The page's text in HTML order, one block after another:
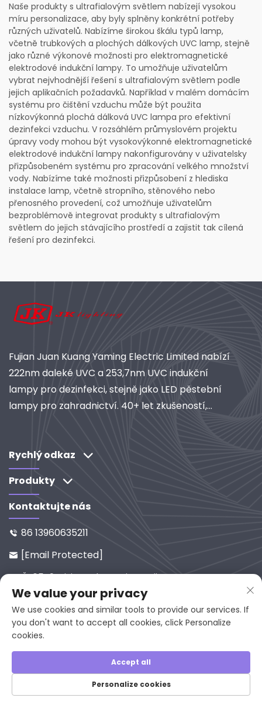
Naše produkty s ultrafialovým světlem nabízejí vysokou
míru personalizace, aby byly splněny konkrétní potřeby
různých uživatelů. Nabízíme širokou škálu typů lamp,
včetně trubkových a plochých dálkových UVC lamp, stejně
jako různé výkonové možnosti pro elektromagnetické
elektrodové indukční lampy. To umožňuje uživatelům
vybrat nejvhodnější řešení s ultrafialovým světlem podle
jejich aplikačních požadavků. Například v malém domácím
systému pro čištění vzduchu může být použita
nízkovýkonná plochá dálková UVC lampa pro efektivní
dezinfekci vzduchu. V rozsáhlém průmyslovém projektu
úpravy vody mohou být vysokovýkonné elektromagnetické
elektrodové indukční lampy nakonfigurovány v uživatelsky
přizpůsobeném systému pro zpracování velkého množství
vody. Nabízíme také možnosti přizpůsobení z hlediska
instalace lamp, včetně stropního, stěnového nebo
přenosného provedení, což umožňuje uživatelům
bezproblémově integrovat produkty s ultrafialovým
světlem do jejich stávajícího prostředí a zajistit tak cílená
řešení pro dezinfekci.
Fujian Juan Kuang Yaming Electric Limited nabízí
222nm daleké UVC a 253,7nm UVC indukční
lampy pro dezinfekci, stejně jako LED pěstební
lampy pro zahradnictví. 40+ let zkušeností,
Objevte naše řešení založené na výzkumu a
vývoji.
Rychlý odkaz
Produkty
Kontaktujte nás
 86 13960635211
 [email Protected]
Č. 65-9, Xixi Road, Yanping, Fujia
N, 353001, Čína
Autorské právo © 2025 společnosti Fujian Juan
Kuang Yaming Electric Limited, Všechna práva
vyhrazena.
Zásady ochrany osobních údajů
We value your privacy
We use cookies and similar tools to provide our services. If
you don't want to accept all cookies, click Personalize
cookies.
Personalize cookies
Accept all